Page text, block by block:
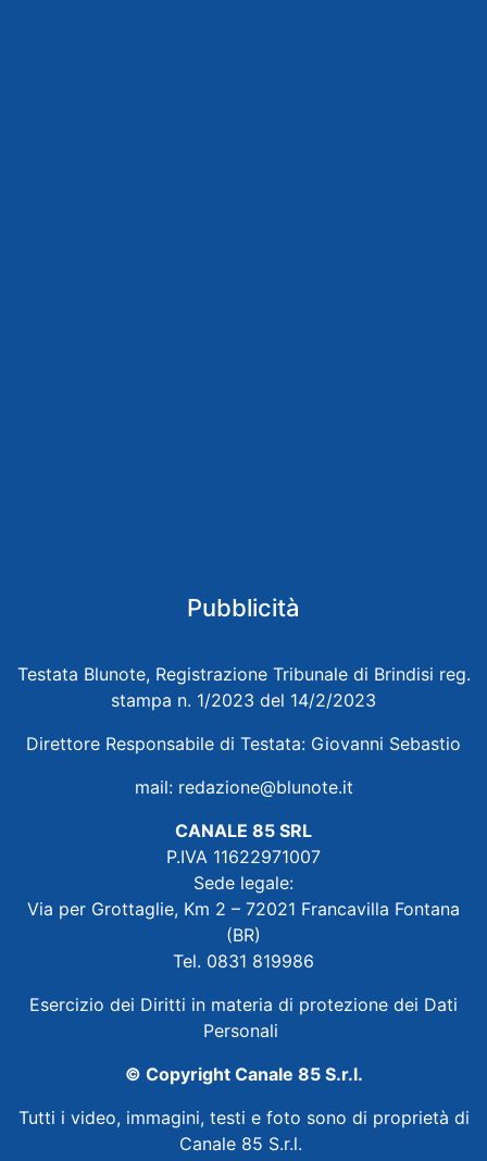
Pubblicità
Testata Blunote, Registrazione Tribunale di Brindisi reg.
stampa n. 1/2023 del 14/2/2023
Direttore Responsabile di Testata: Giovanni Sebastio
mail: redazione@blunote.it
CANALE 85 SRL
P.IVA 11622971007
Sede legale:
Via per Grottaglie, Km 2 – 72021 Francavilla Fontana
(BR)
Tel. 0831 819986
Esercizio dei Diritti in materia di protezione dei Dati
Personali
© Copyright Canale 85 S.r.l.
Tutti i video, immagini, testi e foto sono di proprietà di
Canale 85 S.r.l.